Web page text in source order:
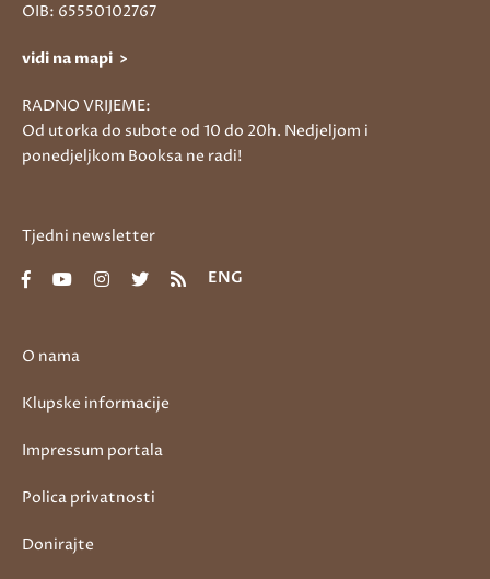
O nama
Klupske informacije
Impressum portala
Polica privatnosti
Donirajte
OIB: 65550102767
vidi na mapi >
RADNO VRIJEME:
Od utorka do subote od 10 do 20h. Nedjeljom i
ponedjeljkom Booksa ne radi!
Tjedni newsletter
ENG